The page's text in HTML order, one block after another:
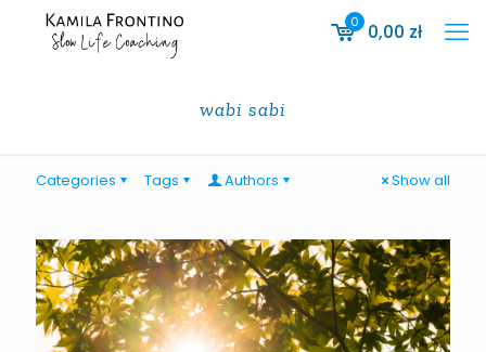
0 0,00 zł
wabi sabi
Categories Tags Authors Show all